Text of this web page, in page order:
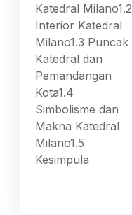
Katedral Milano1.2
Interior Katedral
Milano1.3 Puncak
Katedral dan
Pemandangan
Kota1.4
Simbolisme dan
Makna Katedral
Milano1.5
Kesimpula